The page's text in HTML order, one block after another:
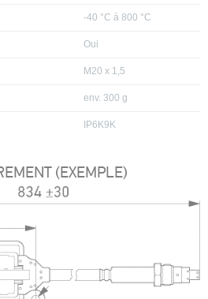
-40 °C à 800 °C
Oui
M20 x 1,5
env. 300 g
IP6K9K
(EXEMPLE)